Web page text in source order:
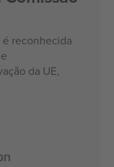
é reconhecida
da UE,